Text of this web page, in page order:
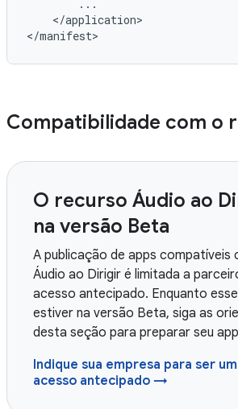
</application>
Compatibilidade com o
O recurso Áudio ao
na versão Beta
A publicação de apps compatíveis
Áudio ao Dirigir é limitada a
acesso antecipado. Enquanto
estiver na versão Beta, siga as
desta seção para preparar seu
Indique sua empresa para ser
acesso antecipado →